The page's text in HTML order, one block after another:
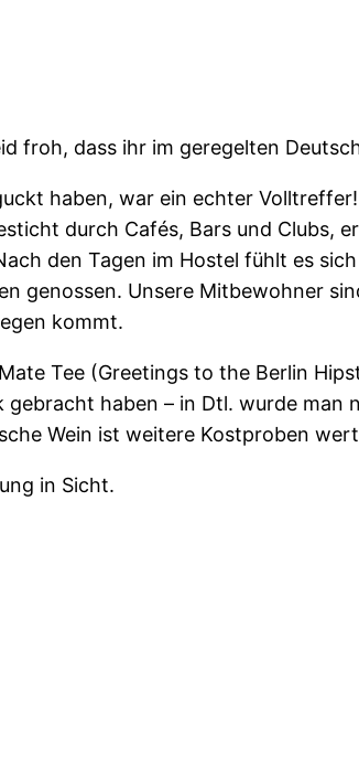
froh, dass ihr im geregelten
haben, war ein echter
durch Cafés, Bars und Clubs,
den Tagen im Hostel fühlt es
genossen. Unsere Mitbewohner
kommt.
Tee (Greetings to the Berlin
haben – in Dtl. wurde man
Wein ist weitere Kostproben
in Sicht.